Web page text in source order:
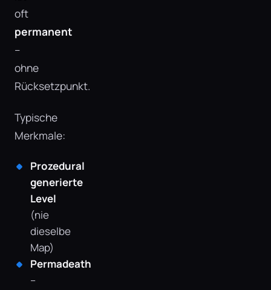
oft
permanent
–
ohne
Rücksetzpunkt.
Typische
Merkmale:
Prozedural
generierte
Level
(nie
dieselbe
Map)
Permadeath
–